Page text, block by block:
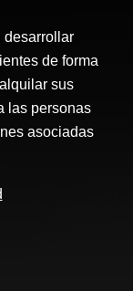
desarrollar
de forma
sus
las personas
asociadas